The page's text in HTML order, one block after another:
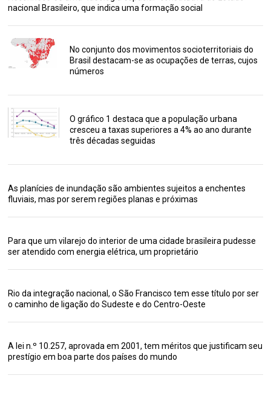
nacional Brasileiro, que indica uma formação social
No conjunto dos movimentos socioterritoriais do
Brasil destacam-se as ocupações de terras, cujos
números
O gráfico 1 destaca que a população urbana
cresceu a taxas superiores a 4% ao ano durante
três décadas seguidas
As planícies de inundação são ambientes sujeitos a enchentes
fluviais, mas por serem regiões planas e próximas
Para que um vilarejo do interior de uma cidade brasileira pudesse
ser atendido com energia elétrica, um proprietário
Rio da integração nacional, o São Francisco tem esse título por ser
o caminho de ligação do Sudeste e do Centro-Oeste
A lei n.º 10.257, aprovada em 2001, tem méritos que justificam seu
prestígio em boa parte dos países do mundo